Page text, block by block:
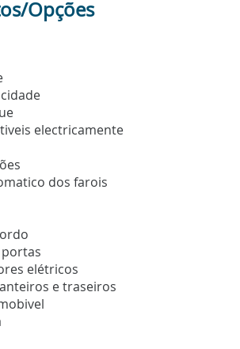
Opções
electricamente
dos farois
elétricos
e traseiros